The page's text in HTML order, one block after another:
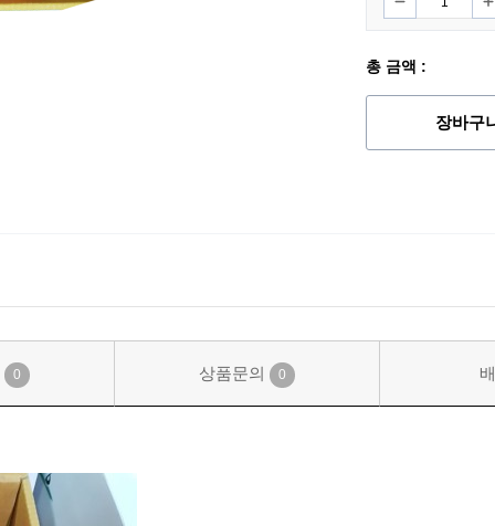
총 금액 :
장바구
0 상품문의 0